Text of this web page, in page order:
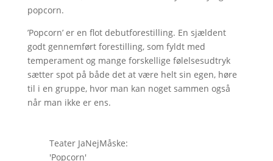
popcorn.
’Popcorn’ er en flot debutforestilling. En sjældent
godt gennemført forestilling, som fyldt med
temperament og mange forskellige følelsesudtryk
sætter spot på både det at være helt sin egen, høre
til i en gruppe, hvor man kan noget sammen også
når man ikke er ens.
Teater JaNejMåske:
'Popcorn'